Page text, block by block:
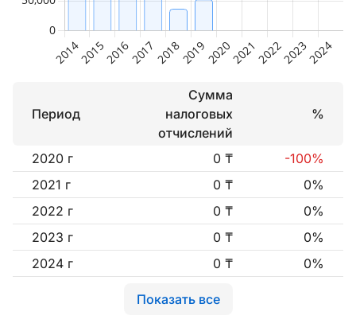
Период
Сумма
налоговых
отчислений
%
2020 г 0 ₸
-100%
2021 г
0 ₸
0%
2022 г
0 ₸
0%
2023 г
0 ₸
0%
2024 г
0 ₸ 0%
Показать все